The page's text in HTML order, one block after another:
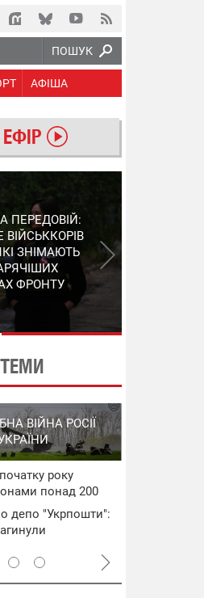
ПОШУК
АФІША
FPV: ЯК
STEP-3
ГРИ –
ПРО
ПЕРЕДОВІЙ:
ЗНІМАЮТЬ
ФРОНТУ
ВІЙНА РОСІЇ
року
понад 200
депо "Укрпошти":